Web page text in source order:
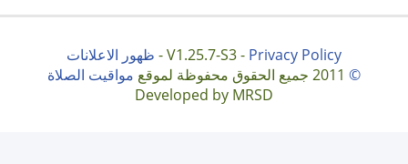
V1.25.7-S3 - Privacy Policy
- ظهور الاعلانات
©
مواقيت الصلاة
Developed by MRSD